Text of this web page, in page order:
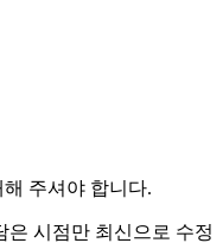
주셔야 합니다.
은 시점만 최신으로 수정